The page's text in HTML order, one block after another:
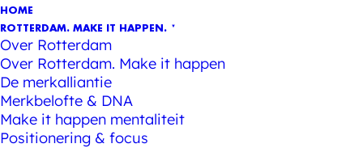
HOME
ROTTERDAM. MAKE IT HAPPEN.
Over Rotterdam
Over Rotterdam. Make it happen
De merkalliantie
Merkbelofte & DNA
Make it happen mentaliteit
Positionering & focus